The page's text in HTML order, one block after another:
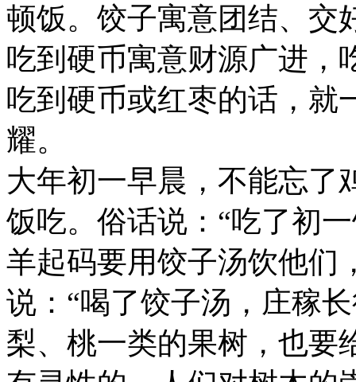
顿饭。饺子寓意团结、交
吃到硬币寓意财源广进，
吃到硬币或红枣的话，就
耀。
大年初一早晨，不能忘了
饭吃。俗话说：“吃了初
羊起码要用饺子汤饮他们
说：“喝了饺子汤，庄稼
梨、桃一类的果树，也要